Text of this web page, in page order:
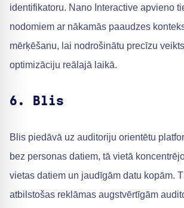
identifikatoru. Nano Interactive apvieno
nodomiem ar nākamās paaudzes
mērķēšanu, lai nodrošinātu precīzu
optimizāciju reālajā laikā.
6. Blis
Blis piedāvā uz auditoriju orientētu
bez personas datiem, tā vietā
vietas datiem un jaudīgām datu kopām.
atbilstošas reklāmas augstvērtīgām